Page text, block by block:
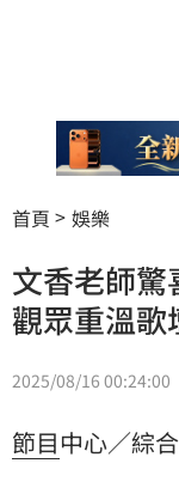
首頁 娛樂
文香老師
觀眾重溫歌
2025/08/16 00:24:00
節目中心／綜